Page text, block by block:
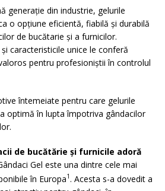
generație din industrie, gelurile
o opțiune eficientă, fiabilă și durabilă
de bucătarie și a furnicilor.
caracteristicile unice le conferă
pentru profesioniștii în controlul
întemeiate pentru care gelurile
optimă în lupta împotriva gândacilor
de bucătărie și furnicile adoră
Gel este una dintre cele mai
în Europa1 . Acesta s-a dovedit a